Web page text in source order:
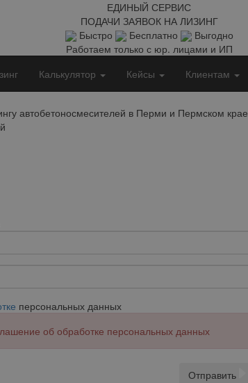
ЕДИНЫЙ СЕРВИС
ПОДАЧИ ЗАЯВОК НА ЛИЗИНГ
Быстро
Бесплатно
Выгодно
Работаем только с юр. лицами и ИП
Калькулятор Кейсы Клиентам
автобетоносмесителей в Перми и Пермском крае
персональных данных
об обработке персональных данных
Отправить